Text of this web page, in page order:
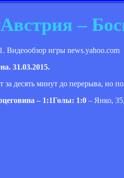
Австрия –
news.yahoo.com
31.03.2015.
десять минут до перерыва, но
– 1:1Голы: 1:0 – Янко,